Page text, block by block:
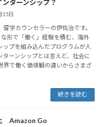
ターンシップ？
15日
留学カウンセラーの伊佐治です。
な形で「働く」経験を積む、海外
ップを組み込んだプログラムが人
ターンシップとは言えど、社会に
界で働く価値観の違いからさまざ
続きを読む
Amazon Go